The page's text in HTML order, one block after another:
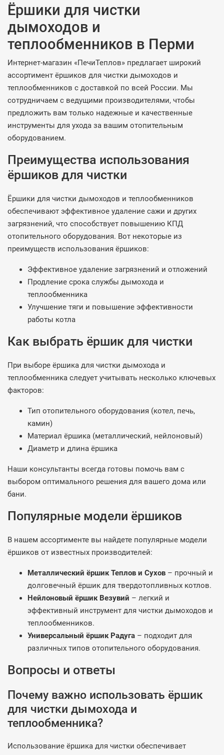
Ёршики для чистки
дымоходов и
теплообменников в Перми
Интернет-магазин «ПечиТеплов» предлагает широкий
ассортимент ёршиков для чистки дымоходов и
теплообменников с доставкой по всей России. Мы
сотрудничаем с ведущими производителями, чтобы
предложить вам только надежные и качественные
инструменты для ухода за вашим отопительным
оборудованием.
Преимущества использования
ёршиков для чистки
Ёршики для чистки дымоходов и теплообменников
обеспечивают эффективное удаление сажи и других
загрязнений, что способствует повышению КПД
отопительного оборудования. Вот некоторые из
преимуществ использования ёршиков:
Эффективное удаление загрязнений и отложений
Продление срока службы дымохода и
теплообменника
Улучшение тяги и повышение эффективности
работы котла
Как выбрать ёршик для чистки
При выборе ёршика для чистки дымохода и
теплообменника следует учитывать несколько ключевых
факторов:
Тип отопительного оборудования (котел, печь,
камин)
Материал ёршика (металлический, нейлоновый)
Диаметр и длина ёршика
Наши консультанты всегда готовы помочь вам с
выбором оптимального решения для вашего дома или
бани.
Популярные модели ёршиков
В нашем ассортименте вы найдете популярные модели
ёршиков от известных производителей:
Металлический ёршик Теплов и Сухов – прочный и
долговечный ёршик для твердотопливных котлов.
Нейлоновый ёршик Везувий – легкий и
эффективный инструмент для чистки дымоходов и
теплообменников.
Универсальный ёршик Радуга – подходит для
различных типов отопительного оборудования.
Вопросы и ответы
Почему важно использовать ёршик
для чистки дымохода и
теплообменника?
Использование ёршика для чистки обеспечивает